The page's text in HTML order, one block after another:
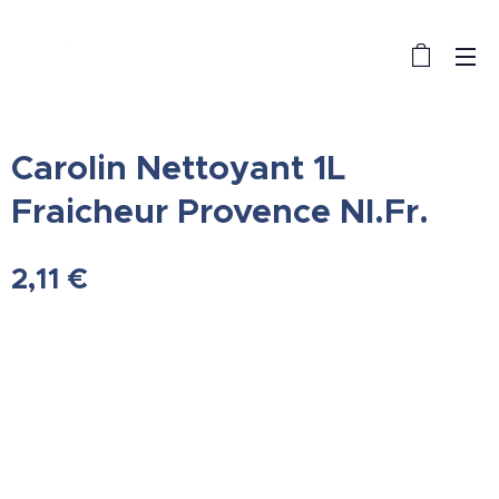
Carolin Nettoyant 1L
Fraicheur Provence Nl.Fr.
2,11 €